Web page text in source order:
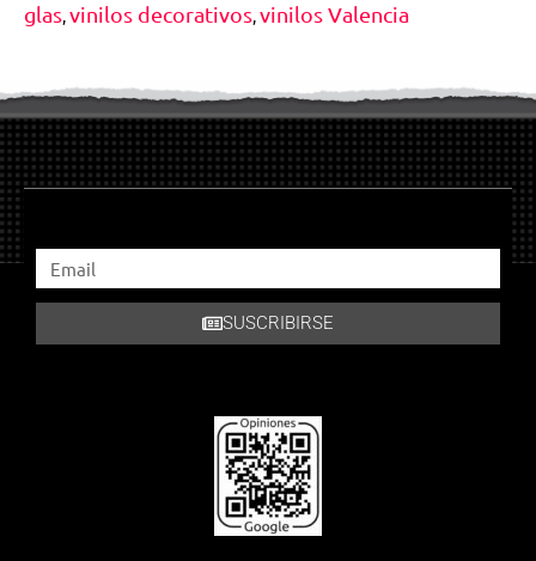
glas,vinilos decorativos,vinilos Valencia
SUSCRIBIRSE